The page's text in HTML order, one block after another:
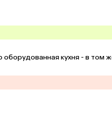
кухня - в том